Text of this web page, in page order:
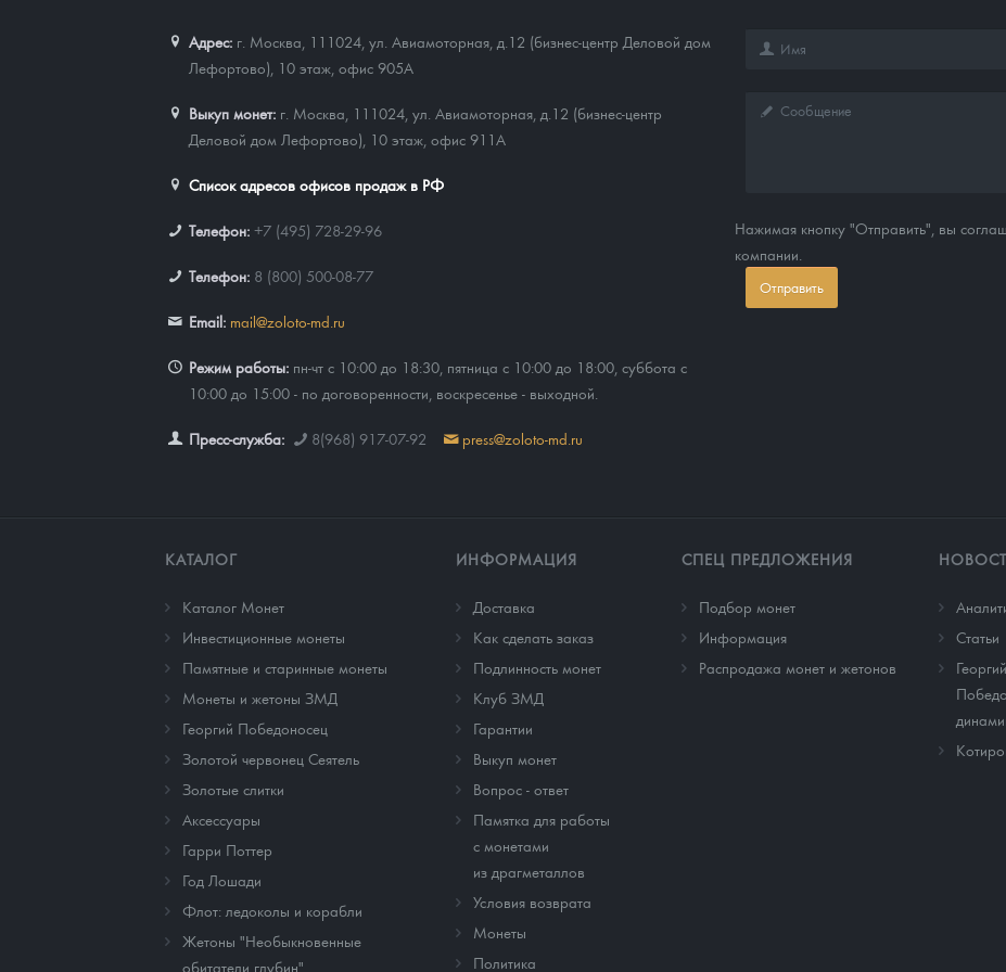
Адрес: г. Москва, 111024 ул. Авиамоторная, д.12 (бизнес-центр Деловой дом
Лефортово), 10 этаж, офис 905А
Выкуп монет: г. Москва, 111024, ул. Авиамоторная, д.12 (бизнес-центр
Деловой дом Лефортово), 10 этаж, офис 911А
Список адресов офисов продаж в РФ
Телефон: +7 (495) 728-29-96
Телефон: 8 (800) 500-08-77
Email: mail@zoloto-md.ru
Режим работы: пн-чт с 10:00 до 18:30, пятница с 10:00 до 18:00, суббота с
10:00 до 15:00 - по договоренности, воскресенье - выходной.
Пресс-служба: 8(968) 917-07-92 press@zoloto-md.ru
Нажимая кнопку "Отправить", вы
компании.
Отправить
КАТАЛОГ
Каталог Монет
Инвестиционные монеты
Памятные и старинные монеты
Монеты и жетоны ЗМД
Георгий Победоносец
Золотой червонец Сеятель
Золотые слитки
Аксессуары
Гарри Поттер
Год Лошади
Флот: ледоколы и корабли
Жетоны "Необыкновенные
обитатели глубин"
ИНФОРМАЦИЯ
Доставка
Как сделать заказ
Подлинность монет
Клуб ЗМД
Гарантии
Выкуп монет
Вопрос - ответ
Памятка для работы
с монетами
из драгметаллов
Условия возврата
Монеты
Политика
СПЕЦ ПРЕДЛОЖЕНИЯ
Подбор монет
Информация
Распродажа монет и жетонов
Cтатьи
Георгий